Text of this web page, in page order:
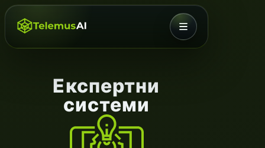
МЕНЮ
Експертни
системи